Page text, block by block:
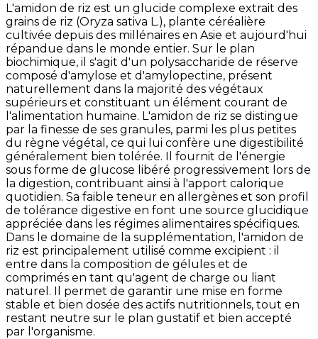
L'amidon de riz est un glucide complexe extrait des
grains de riz (Oryza sativa L.), plante céréalière
cultivée depuis des millénaires en Asie et aujourd'hui
répandue dans le monde entier. Sur le plan
biochimique, il s'agit d'un polysaccharide de réserve
composé d'amylose et d'amylopectine, présent
naturellement dans la majorité des végétaux
supérieurs et constituant un élément courant de
l'alimentation humaine. L'amidon de riz se distingue
par la finesse de ses granules, parmi les plus petites
du règne végétal, ce qui lui confère une digestibilité
généralement bien tolérée. Il fournit de l'énergie
sous forme de glucose libéré progressivement lors de
la digestion, contribuant ainsi à l'apport calorique
quotidien. Sa faible teneur en allergènes et son profil
de tolérance digestive en font une source glucidique
appréciée dans les régimes alimentaires spécifiques.
Dans le domaine de la supplémentation, l'amidon de
riz est principalement utilisé comme excipient : il
entre dans la composition de gélules et de
comprimés en tant qu'agent de charge ou liant
naturel. Il permet de garantir une mise en forme
stable et bien dosée des actifs nutritionnels, tout en
restant neutre sur le plan gustatif et bien accepté
par l'organisme.